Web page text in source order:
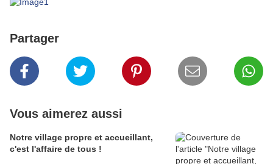
Partager
Vous aimerez aussi
Notre village propre et accueillant,
c'est l'affaire de tous !